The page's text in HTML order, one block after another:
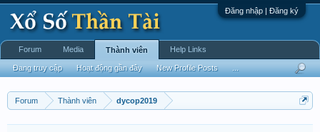
Đăng nhập | Đăng ký
Forum Thành viên dycop2019
Forum Media Thành viên
Đang truy cập Hoạt động gần đây New Profile Posts
Help Links